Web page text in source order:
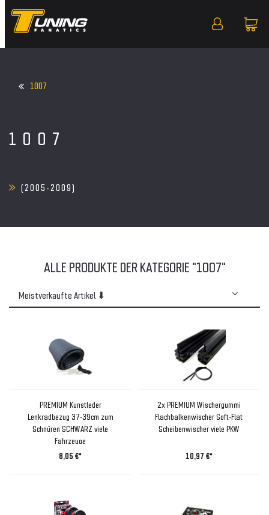
1007
1007
(2005-2009)
ALLE PRODUKTE DER KATEGORIE "1007"
PREMIUM Kunstleder
Lenkradbezug 37-39cm zum
Schnüren SCHWARZ viele
Fahrzeuge
8,05 €*
2x PREMIUM Wischergummi
Flachbalkenwischer Soft-Flat
Scheibenwischer viele PKW
10,97 €*